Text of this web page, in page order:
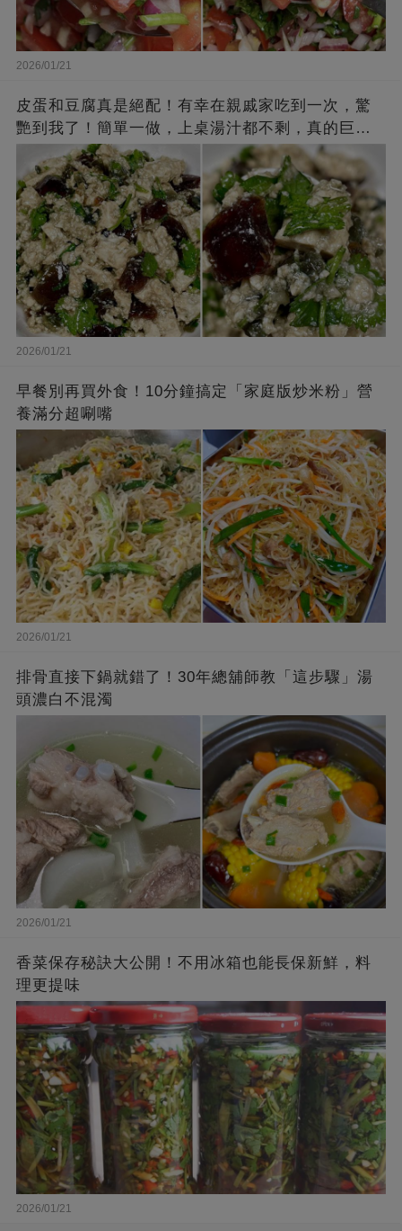
2026/01/21
皮蛋和豆腐真是絕配！有幸在親戚家吃到一次，驚
艷到我了！簡單一做，上桌湯汁都不剩，真的巨下
2026/01/21
早餐別再買外食！10分鐘搞定「家庭版炒米粉」營
養滿分超唰嘴
2026/01/21
排骨直接下鍋就錯了！30年總舖師教「這步驟」湯
頭濃白不混濁
2026/01/21
香菜保存秘訣大公開！不用冰箱也能長保新鮮，料
理更提味
2026/01/21